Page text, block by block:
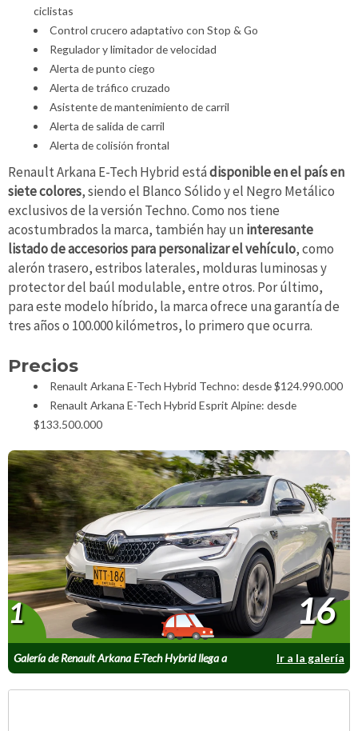
ciclistas
Control crucero adaptativo con Stop & Go
Regulador y limitador de velocidad
Alerta de punto ciego
Alerta de tráfico cruzado
Asistente de mantenimiento de carril
Alerta de salida de carril
Alerta de colisión frontal
Renault Arkana E-Tech Hybrid estádisponible en el país en
siete colores, siendo el Blanco Sólido y el Negro Metálico
exclusivos de la versión Techno. Como nos tiene
acostumbrados la marca, también hay un interesante
listado de accesorios para personalizar el vehículo, como
alerón trasero, estribos laterales, molduras luminosas y
protector del baúl modulable, entre otros. Por último,
para este modelo híbrido, la marca ofrece una garantía de
tres años o 100.000 kilómetros, lo primero que ocurra.
Precios
Renault Arkana E-Tech Hybrid Techno: desde $124.990.000
Renault Arkana E-Tech Hybrid Esprit Alpine: desde
$133.500.000
Galería de Renault Arkana E-Tech Hybrid llega a
Colombia
Ir a la galería
1 16